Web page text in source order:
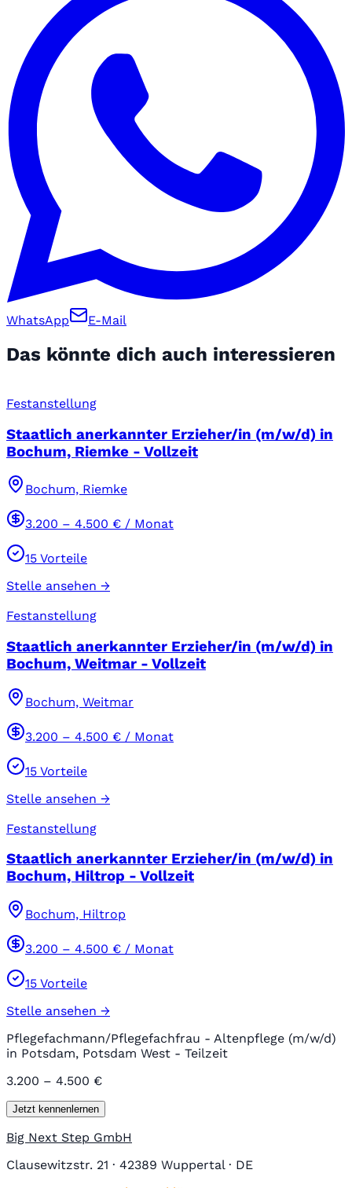
WhatsApp E-Mail
Das könnte dich auch interessieren
Festanstellung
Staatlich anerkannter Erzieher/in (m/w/d) in
Bochum, Riemke - Vollzeit
Bochum, Riemke
3.200 – 4.500 € / Monat
15 Vorteile
Stelle ansehen →
Festanstellung
Staatlich anerkannter Erzieher/in (m/w/d) in
Bochum, Weitmar - Vollzeit
Bochum, Weitmar
3.200 – 4.500 € / Monat
15 Vorteile
Stelle ansehen →
Festanstellung
Staatlich anerkannter Erzieher/in (m/w/d) in
Bochum, Hiltrop - Vollzeit
Bochum, Hiltrop
3.200 – 4.500 € / Monat
15 Vorteile
Stelle ansehen →
Pflegefachmann/Pflegefachfrau - Altenpflege (m/w/d)
in Potsdam, Potsdam West - Teilzeit
3.200 – 4.500 €
Jetzt kennenlernen
Big Next Step GmbH
Clausewitzstr. 21 · 42389 Wuppertal · DE